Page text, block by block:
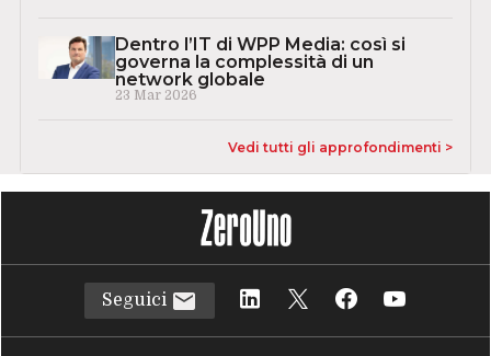
Dentro l’IT di WPP Media: così si
governa la complessità di un
network globale
23 Mar 2026
Vedi tutti gli approfondimenti >
Seguici